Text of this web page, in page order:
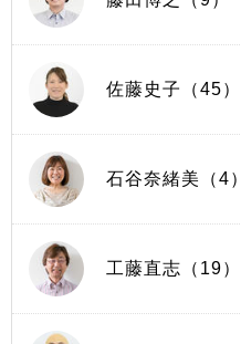
佐藤史子（45）
石谷奈緒美（4）
工藤直志（19）